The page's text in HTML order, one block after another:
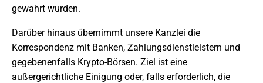
gewahrt wurden.
Darüber hinaus übernimmt unsere Kanzlei die
Korrespondenz mit Banken, Zahlungsdienstleistern und
gegebenenfalls Krypto-Börsen. Ziel ist eine
außergerichtliche Einigung oder, falls erforderlich, die